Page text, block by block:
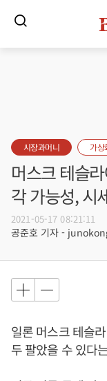
시장과머니 가상
머스크 테슬
각 가능성, 시
2021-05-17 08:21:11
공준호 기자 -
일론 머스크 테슬
두 팔았을 수 있다